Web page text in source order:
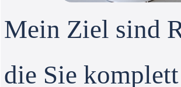
Mein Ziel sind
die Sie komplett